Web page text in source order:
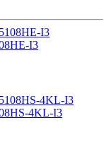
I3
4KL-I3